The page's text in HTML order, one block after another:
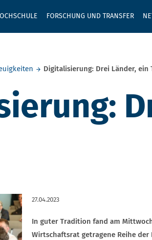
FORSCHUNG UND TRANSFER
Digitalisierung: Drei Länder, ein
27.04.2023
In guter Tradition fand am
Wirtschaftsrat getragene Reihe